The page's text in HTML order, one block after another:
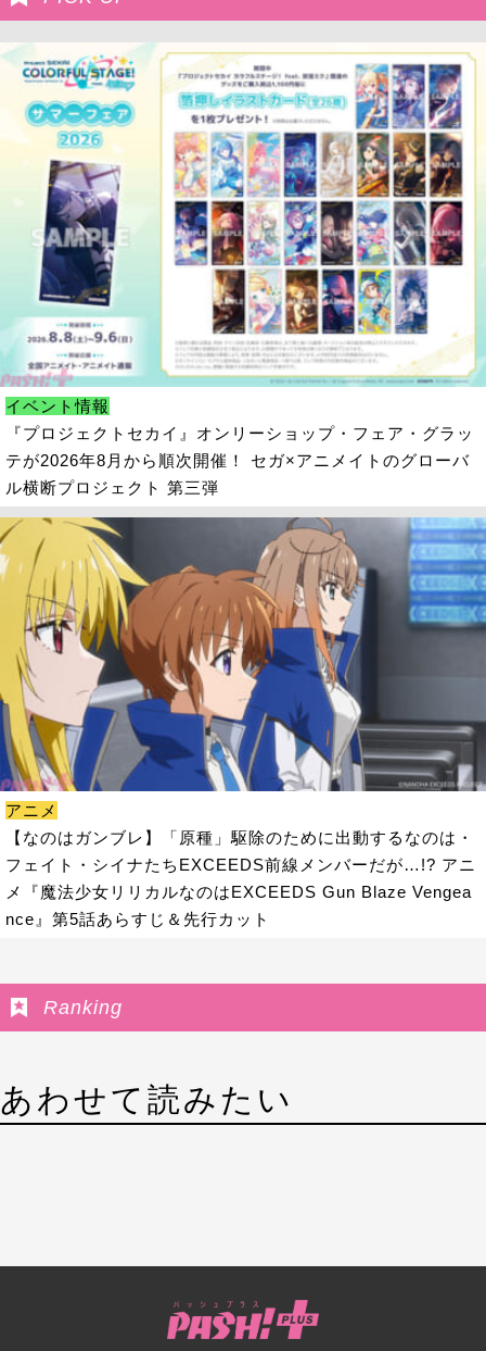
イベント情報
『プロジェクトセカイ』オンリーショップ・フェア・グラッ
テが2026年8月から順次開催！ セガ×アニメイトのグローバ
ル横断プロジェクト 第三弾
アニメ
【なのはガンブレ】「原種」駆除のために出動するなのは・
フェイト・シイナたちEXCEEDS前線メンバーだが…!? アニ
メ『魔法少女リリカルなのはEXCEEDS Gun Blaze Vengea
nce』第5話あらすじ＆先行カット
Ranking
あわせて読みたい